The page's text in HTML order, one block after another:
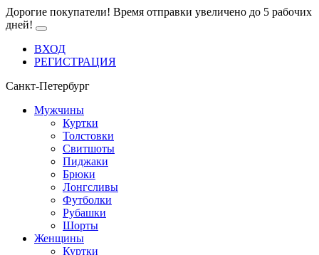
Дорогие покупатели! Время отправки увеличено до 5 рабочих
дней!
ВХОД
РЕГИСТРАЦИЯ
Санкт-Петербург
Мужчины
Куртки
Толстовки
Свитшоты
Пиджаки
Брюки
Лонгсливы
Футболки
Рубашки
Шорты
Женщины
Куртки